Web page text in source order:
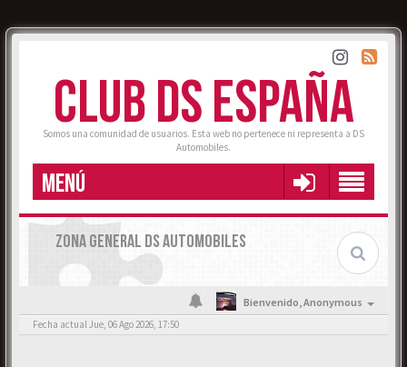
CLUB DS ESPAÑA
Somos una comunidad de usuarios. Esta web no pertenece ni representa a DS
Automobiles.
MENÚ
ZONA GENERAL DS AUTOMOBILES
Bienvenido,Anonymous
Fecha actual Jue, 06 Ago 2026, 17:50